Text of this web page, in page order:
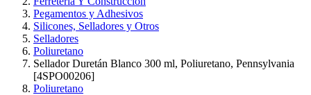
Pegamentos y Adhesivos
Silicones, Selladores y Otros
Selladores
Poliuretano
Sellador Duretán Blanco 300 ml, Poliuretano, Pennsylvania
[4SPO00206]
Poliuretano